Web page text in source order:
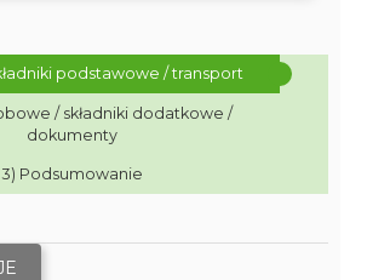
podstawowe / transport
/ składniki dodatkowe /
dokumenty
3) Podsumowanie